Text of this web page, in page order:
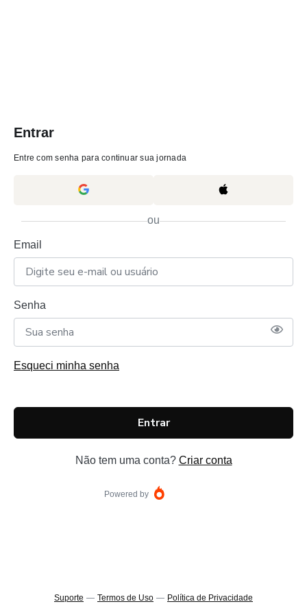
Entrar
Entre com senha para continuar sua jornada
ou
Email
Senha
Esqueci minha senha
Entrar
Não tem uma conta? Criar conta
Powered by
Suporte — Termos de Uso — Política de Privacidade